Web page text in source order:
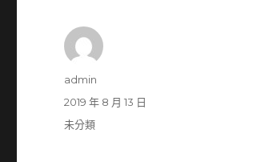
作
admin
發
佈
2019 年 8 月 13 日
分
未分類